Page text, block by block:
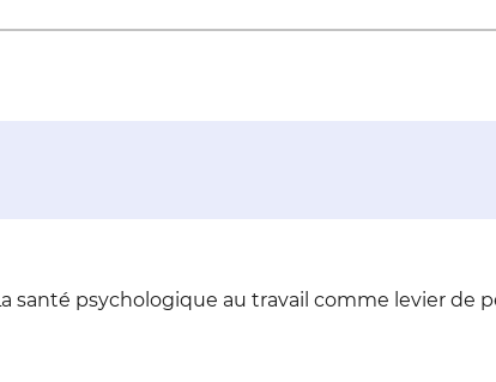
santé psychologique au travail comme levier de